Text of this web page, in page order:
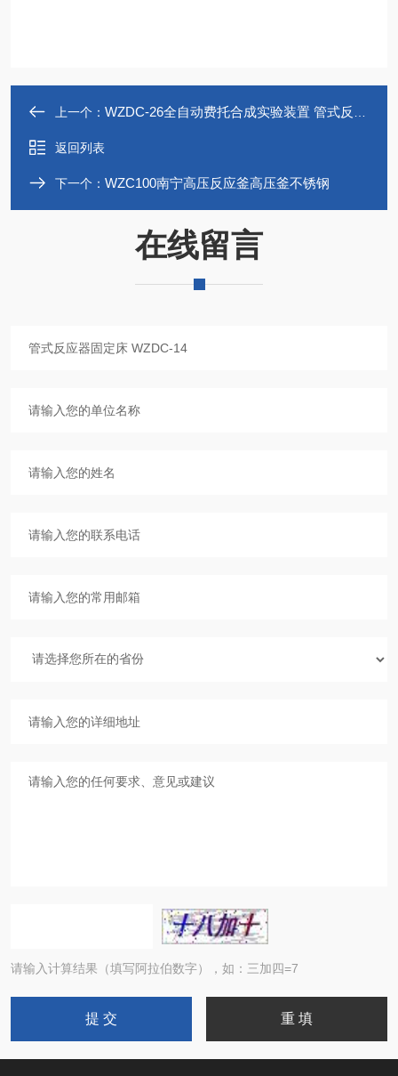
上一个： WZDC-26全自动费托合成实验装置 管式反应器
返回列表
下一个： WZC100南宁高压反应釜高压釜不锈钢
在线留言
请输入计算结果（填写阿拉伯数字），如：三加四=7